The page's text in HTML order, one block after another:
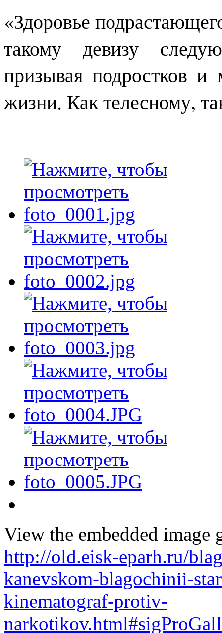
«Здоровье
такому девизу
призывая подростков и
жизни. Как телесному,
View the embedded image
http://old.eisk-eparh.ru/
kanevskom-blagochinii-
kinematograf-protiv-